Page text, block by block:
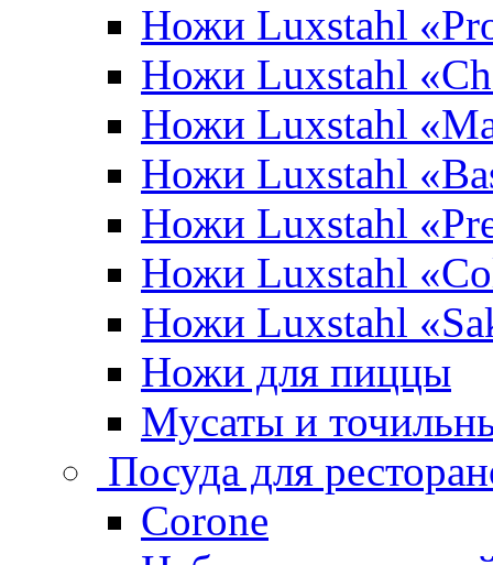
Ножи Luxstahl
Ножи Luxstahl
Ножи Luxstahl
Ножи Luxstahl
Ножи Luxstahl
Ножи Luxstahl
Ножи Luxstahl
Ножи для пиццы
Мусаты и
Посуда для
Corone